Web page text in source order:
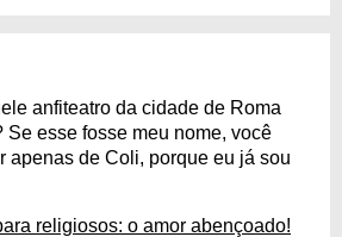
anfiteatro da cidade de Roma
esse fosse meu nome, você
apenas de Coli, porque eu já sou
religiosos: o amor abençoado!